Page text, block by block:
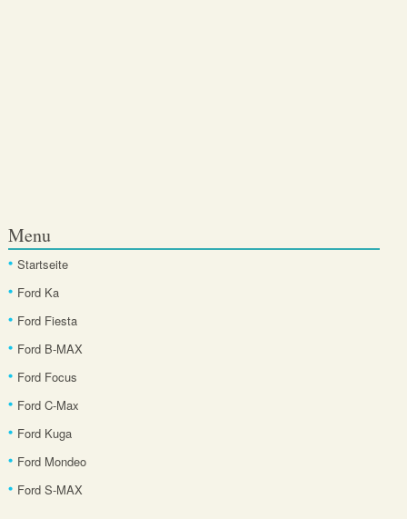
Menu
Startseite
Ford Ka
Ford Fiesta
Ford B-MAX
Ford Focus
Ford C-Max
Ford Kuga
Ford Mondeo
Ford S-MAX